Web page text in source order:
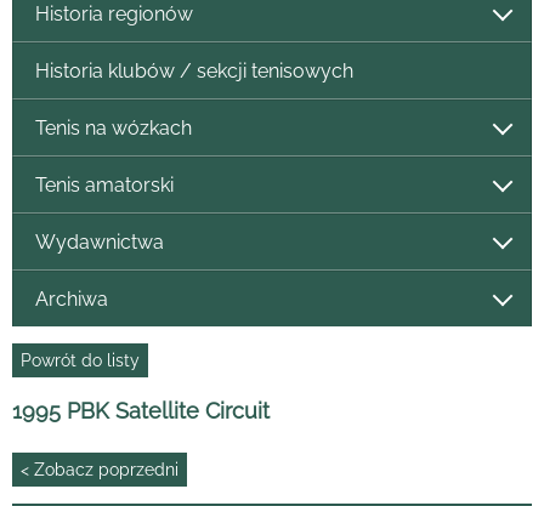
Historia regionów
Historia klubów / sekcji tenisowych
Tenis na wózkach
Tenis amatorski
Wydawnictwa
Archiwa
Powrót do listy
1995 PBK Satellite Circuit
< Zobacz poprzedni